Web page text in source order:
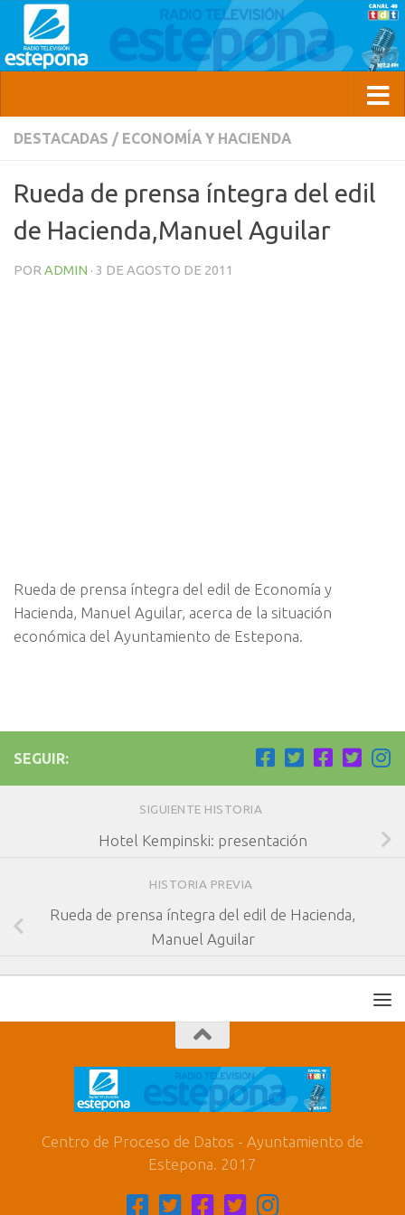
DESTACADAS / ECONOMÍA Y HACIENDA
Rueda de prensa íntegra del edil
de Hacienda,Manuel Aguilar
POR ADMIN · 3 DE AGOSTO DE 2011
Rueda de prensa íntegra del edil de Economía y
Hacienda, Manuel Aguilar, acerca de la situación
económica del Ayuntamiento de Estepona.
SEGUIR:
SIGUIENTE HISTORIA
Hotel Kempinski: presentación
HISTORIA PREVIA
Rueda de prensa íntegra del edil de Hacienda,
Manuel Aguilar
Centro de Proceso de Datos - Ayuntamiento de
Estepona. 2017